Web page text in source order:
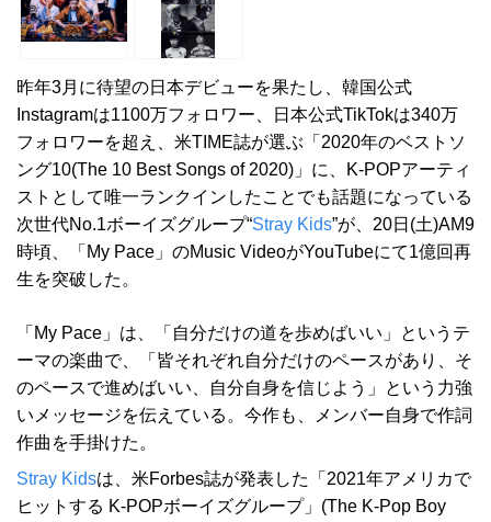
昨年3月に待望の日本デビューを果たし、韓国公式
Instagramは1100万フォロワー、日本公式TikTokは340万
フォロワーを超え、米TIME誌が選ぶ「2020年のベストソ
ング10(The 10 Best Songs of 2020)」に、K-POPアーティ
ストとして唯一ランクインしたことでも話題になっている
次世代No.1ボーイズグループ“Stray Kids”が、20日(土)AM9
時頃、「My Pace」のMusic VideoがYouTubeにて1億回再
生を突破した。
「My Pace」は、「自分だけの道を歩めばいい」というテ
ーマの楽曲で、「皆それぞれ自分だけのペースがあり、そ
のペースで進めばいい、自分自身を信じよう」という力強
いメッセージを伝えている。今作も、メンバー自身で作詞
作曲を手掛けた。
Stray Kidsは、米Forbes誌が発表した「2021年アメリカで
ヒットする K-POPボーイズグループ」(The K-Pop Boy